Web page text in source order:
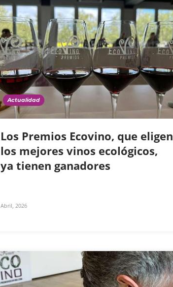
Actualidad
Los Premios Ecovino, que eligen
los mejores vinos ecológicos,
ya tienen ganadores
Abril, 2026